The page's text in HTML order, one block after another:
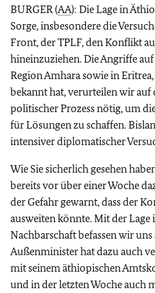
BURGER (AA): Die Lage in
Sorge, insbesondere die
Front, der TPLF, den Konflikt
hineinzuziehen. Die Angriffe
Region Amhara sowie in
bekannt hat, verurteilen wir auf
politischer Prozess nötig, um
für Lösungen zu schaffen.
intensiver diplomatischer
Wie Sie sicherlich gesehen
bereits vor über einer Woche
der Gefahr gewarnt, dass der
ausweiten könnte. Mit der Lage
Nachbarschaft befassen wir
Außenminister hat dazu auch
mit seinem äthiopischen
und in der letzten Woche auch